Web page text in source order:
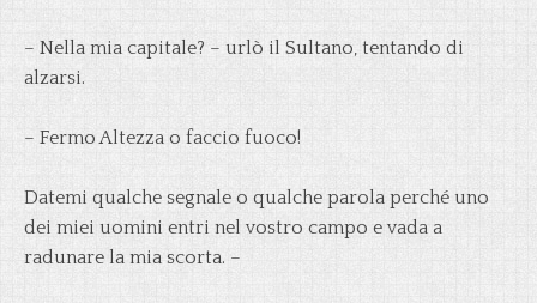
– Nella mia capitale? – urlò il Sultano, tentando di
alzarsi.
– Fermo Altezza o faccio fuoco!
Datemi qualche segnale o qualche parola perché uno
dei miei uomini entri nel vostro campo e vada a
radunare la mia scorta. –